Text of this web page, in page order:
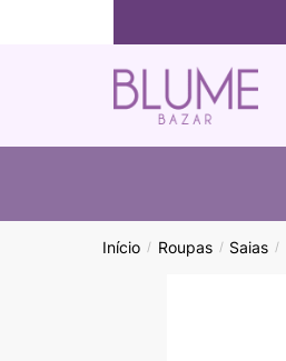
Início / Roupas / Saias /